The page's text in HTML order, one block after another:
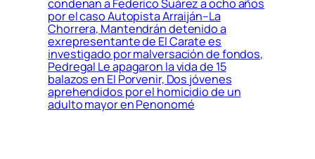
condenan a Federico Suárez a ocho años
por el caso Autopista Arraiján–La
Chorrera, Mantendrán detenido a
exrepresentante de El Carate es
investigado por malversación de fondos,
Pedregal Le apagaron la vida de 15
balazos en El Porvenir, Dos jóvenes
aprehendidos por el homicidio de un
adulto mayor en Penonomé